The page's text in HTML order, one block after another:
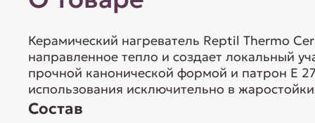
Керамический нагреватель Reptil Thermo
направленное тепло и создает локальный
прочной канонической формой и патрон E
использования исключительно в
Состав